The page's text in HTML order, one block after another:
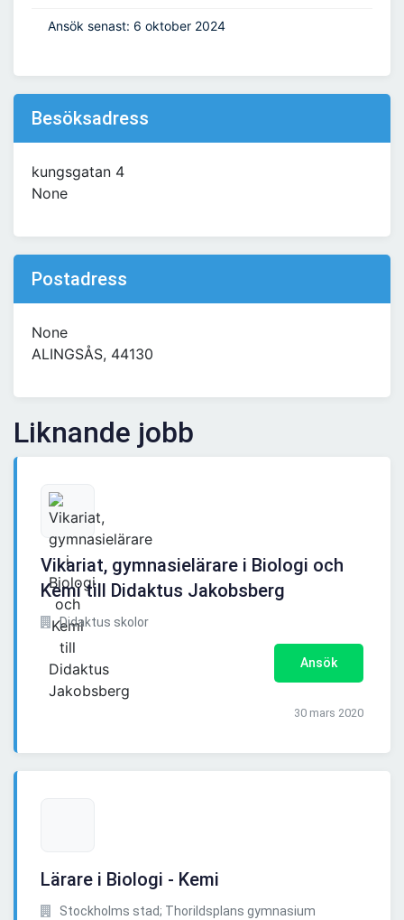
Ansök senast: 6 oktober 2024
Besöksadress
kungsgatan 4
None
Postadress
None
ALINGSÅS, 44130
Liknande jobb
Vikariat, gymnasielärare i Biologi och
Kemi till Didaktus Jakobsberg
Didaktus skolor
Ansök
30 mars 2020
Lärare i Biologi - Kemi
Stockholms stad; Thorildsplans gymnasium